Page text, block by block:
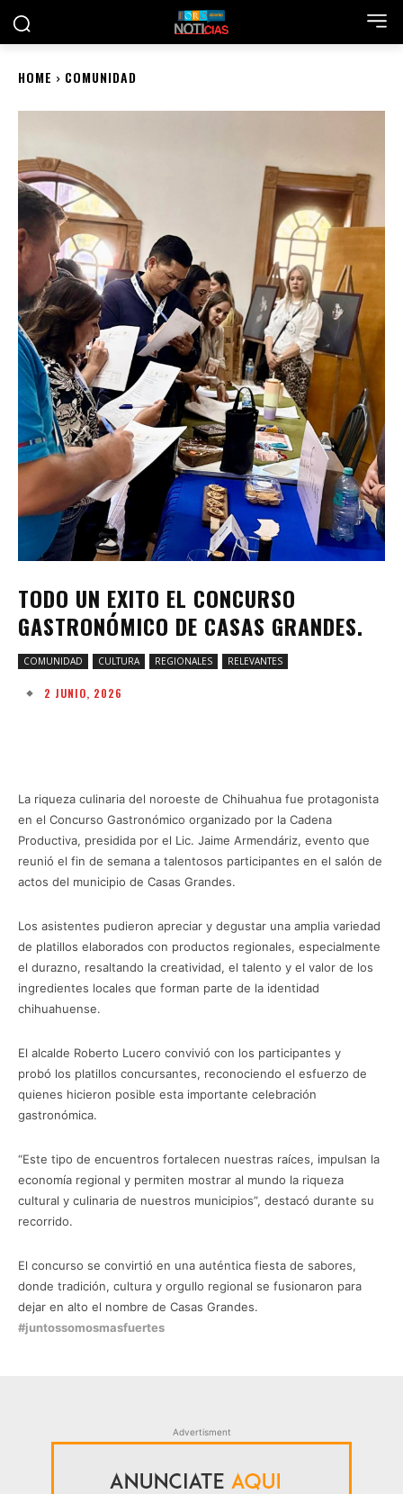
HOME COMUNIDAD
TODO UN EXITO EL CONCURSO
GASTRONÓMICO DE CASAS GRANDES.
COMUNIDAD CULTURA REGIONALES RELEVANTES
2 JUNIO, 2026
La riqueza culinaria del noroeste de Chihuahua fue protagonista
en el Concurso Gastronómico organizado por la Cadena
Productiva, presidida por el Lic. Jaime Armendáriz, evento que
reunió el fin de semana a talentosos participantes en el salón de
actos del municipio de Casas Grandes.
Los asistentes pudieron apreciar y degustar una amplia variedad
de platillos elaborados con productos regionales, especialmente
el durazno, resaltando la creatividad, el talento y el valor de los
ingredientes locales que forman parte de la identidad
chihuahuense.
El alcalde Roberto Lucero convivió con los participantes y
probó los platillos concursantes, reconociendo el esfuerzo de
quienes hicieron posible esta importante celebración
gastronómica.
“Este tipo de encuentros fortalecen nuestras raíces, impulsan la
economía regional y permiten mostrar al mundo la riqueza
cultural y culinaria de nuestros municipios”, destacó durante su
recorrido.
El concurso se convirtió en una auténtica fiesta de sabores,
donde tradición, cultura y orgullo regional se fusionaron para
dejar en alto el nombre de Casas Grandes.
#juntossomosmasfuertes
Advertisment